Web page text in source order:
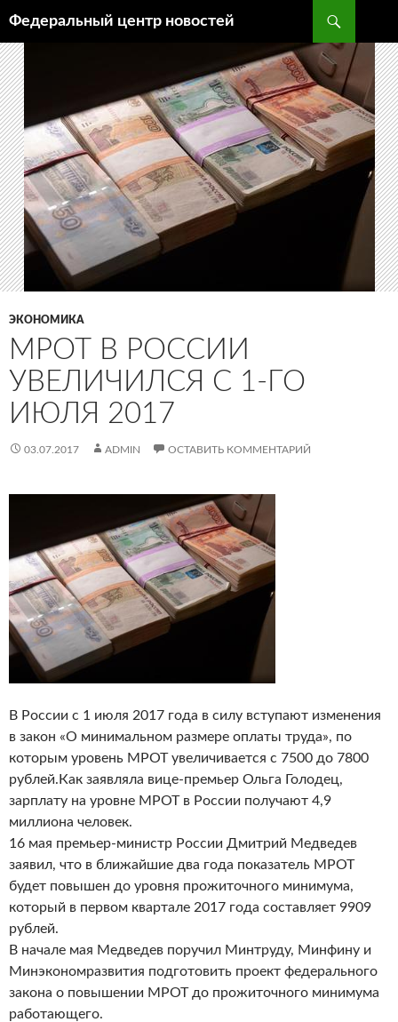
Федеральный центр новостей
К
СОДЕРЖИМОМУ
ЭКОНОМИКА
МРОТ В РОССИИ
УВЕЛИЧИЛСЯ С 1-ГО
ИЮЛЯ 2017
03.07.2017 ADMIN ОСТАВИТЬ КОММЕНТАРИЙ
В России с 1 июля 2017 года в силу вступают изменения
в закон «О минимальном размере оплаты труда», по
которым уровень МРОТ увеличивается с 7500 до 7800
рублей. Как заявляла вице-премьер Ольга Голодец,
зарплату на уровне МРОТ в России получают 4,9
миллиона человек.
16 мая премьер-министр России Дмитрий Медведев
заявил, что в ближайшие два года показатель МРОТ
будет повышен до уровня прожиточного минимума,
который в первом квартале 2017 года составляет 9909
рублей.
В начале мая Медведев поручил Минтруду, Минфину и
Минэкономразвития подготовить проект федерального
закона о повышении МРОТ до прожиточного минимума
работающего.